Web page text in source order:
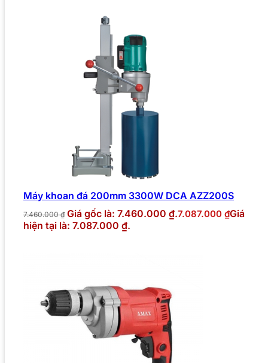
Máy khoan đá 200mm 3300W DCA AZZ200S
7.460.000₫ Giá gốc là: 7.460.000 ₫.7.087.000 ₫Giá
hiện tại là: 7.087.000 ₫.